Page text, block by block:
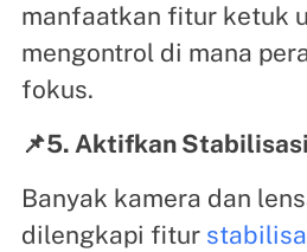
manfaatkan fitur ketuk
mengontrol di mana
fokus.
📌5. Aktifkan
Banyak kamera dan
dilengkapi fitur